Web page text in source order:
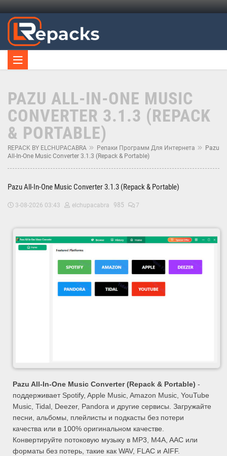
PAZU ALL-IN-ONE MUSIC
CONVERTER 3.1.3 (REPACK
& PORTABLE)
REPACK BY ELCHUPACABRA Репаки Программ Для Интернета
Pazu
All-In-One Music Converter 3.1.3 (Repack & Portable)
Pazu All-In-One Music Converter 3.1.3 (Repack & Portable)
3-08-2026 03:43 elchupacabra 985 7
Pazu All-In-One Music Converter (Repack & Portable) -
поддерживает Spotify, Apple Music, Amazon Music, YouTube
Music, Tidal, Deezer, Pandora и другие сервисы. Загружайте
песни, альбомы, плейлисты и подкасты без потери
качества или в 100% оригинальном качестве.
Конвертируйте потоковую музыку в MP3, M4A, AAC или
форматы без потерь, такие как WAV, FLAC и AIFF.